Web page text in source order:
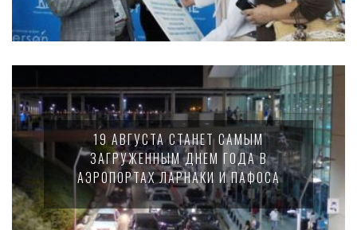
19 АВГУСТА СТАНЕТ САМЫМ
ЗАГРУЖЕННЫМ ДНЕМ ГОДА В
АЭРОПОРТАХ ЛАРНАКИ И ПАФОСА